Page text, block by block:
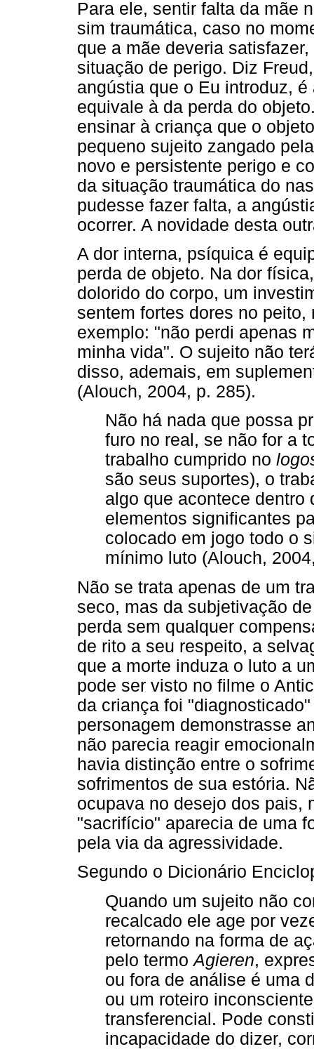
Para ele, sentir falta da mãe
sim traumática, caso no
que a mãe deveria
situação de perigo. Diz
angústia que o Eu introduz,
equivale à da perda do
ensinar à criança que o
pequeno sujeito zangado
novo e persistente perigo e
da situação traumática do
pudesse fazer falta, a
ocorrer. A novidade desta
A dor interna, psíquica é
perda de objeto. Na dor
dolorido do corpo, um
sentem fortes dores no
exemplo: "não perdi apenas
minha vida". O sujeito não
disso, ademais, em
(Alouch, 2004, p. 285).
Não há nada que possa
furo no real, se não for a
trabalho cumprido no
são seus suportes), o
algo que acontece dentro
elementos significantes
colocado em jogo todo o
mínimo luto (Alouch,
Não se trata apenas de um
seco, mas da subjetivação
perda sem qualquer
de rito a seu respeito, a
que a morte induza o luto a
pode ser visto no filme o
da criança foi
personagem demonstrasse
não parecia reagir
havia distinção entre o
sofrimentos de sua estória.
ocupava no desejo dos pais,
"sacrifício" aparecia de uma
pela via da agressividade.
Segundo o Dicionário
Quando um sujeito não
recalcado ele age por
retornando na forma de
pelo termoAgieren,
ou fora de análise é uma
ou um roteiro
transferencial. Pode
incapacidade do dizer,